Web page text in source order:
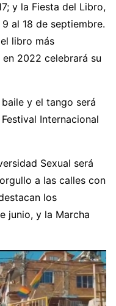
y la Fiesta del Libro,
al 18 de septiembre.
libro más
2022 celebrará su
y el tango será
Internacional
Sexual será
a las calles con
los
junio, y la Marcha